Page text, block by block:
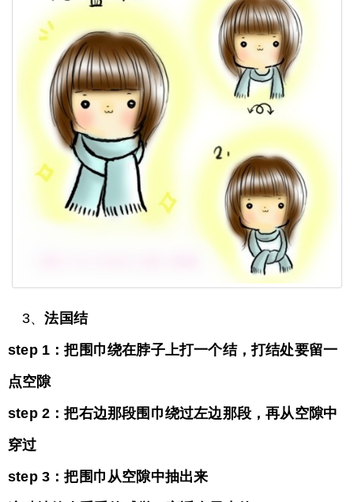
3、法国结
step 1：把围巾绕在脖子上打一个结，打结处要留一
点空隙
step 2：把右边那段围巾绕过左边那段，再从空隙中
穿过
step 3：把围巾从空隙中抽出来